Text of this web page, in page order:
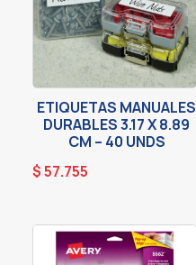
ETIQUETAS MANUALES
DURABLES 3.17 X 8.89
CM – 40 UNDS
$57.755